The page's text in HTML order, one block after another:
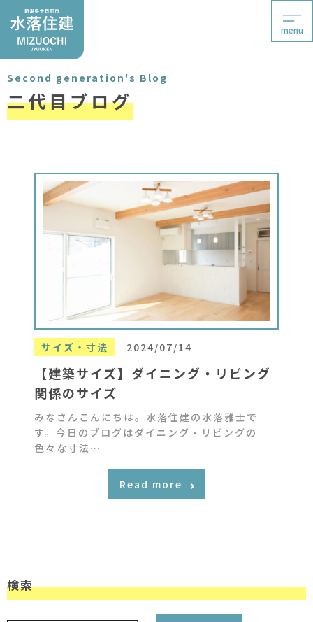
menu
Second generation's Blog
二代目ブログ
サイズ・寸法 2024/07/14
【建築サイズ】ダイニング・リビング
関係のサイズ
みなさんこんにちは。水落住建の水落雅士で
す。今日のブログはダイニング・リビングの
色々な寸法…
Read more
検索